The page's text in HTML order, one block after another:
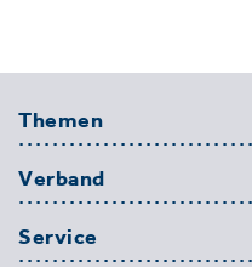
Themen
Verband
Service